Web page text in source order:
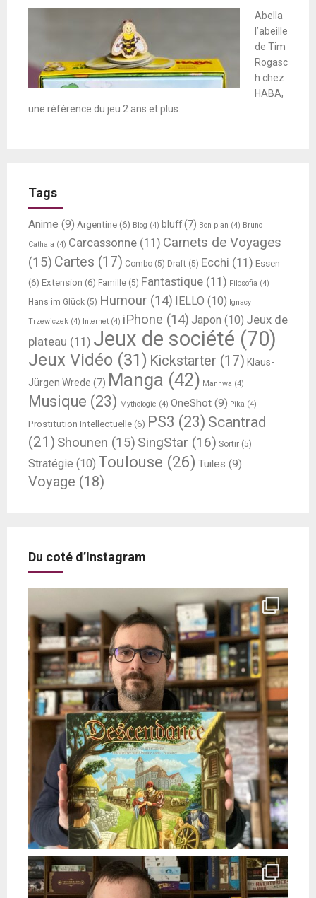
Abella
l’abeille
de Tim
Rogasc
h chez
HABA,
une référence du jeu 2 ans et plus.
Tags
Anime (9) Argentine (6) Blog (4) bluff(7) Bon plan (4) Bruno
Cathala (4) Carcassonne (11) Carnets de Voyages
(15) Cartes (17) Combo (5) Draft (5) Ecchi (11) Essen
(6) Extension (6) Famille (5) Fantastique (11) Filosofia (4)
Hans im Glück (5) Humour (14) IELLO (10) Ignacy
Trzewiczek (4) Internet (4) iPhone (14) Japon (10) Jeux de
plateau (11) Jeux de société (70)
Jeux Vidéo (31) Kickstarter (17) Klaus-
Jürgen Wrede (7) Manga (42) Manhwa (4)
Musique (23) Mythologie (4) OneShot (9) Pika (4)
Prostitution Intellectuelle (6) PS3 (23) Scantrad
(21) Shounen (15) SingStar (16) Sortir (5)
Stratégie (10) Toulouse (26) Tuiles (9)
Voyage (18)
Du coté d’Instagram